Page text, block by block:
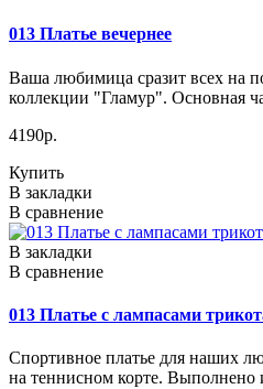
013 Платье вечернее
Ваша любимица сразит всех на
коллекции "Гламур". Основная
4190р.
Купить
В закладки
В сравнение
В закладки
В сравнение
013 Платье с лампасами
Спортивное платье для наших
на теннисном корте. Выполнено